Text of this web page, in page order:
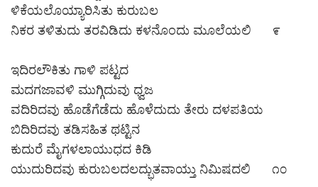
ಳಿಕೆಯಲೊಯ್ಯಾರಿಸಿತು ಕುರುಬಲ
ನಿಕರ ತಳಿತುದು ತರವಿಡಿದು ಕಳನೊಂದು ಮೂಲೆಯಲಿ ೯
ಇದಿರಲೌಕಿತು ಗಾಳಿ ಪಟ್ಟದ
ಮದಗಜಾವಳಿ ಮುಗ್ಗಿದುವು ಧ್ವಜ
ವದಿರಿದವು ಹೊಡೆಗೆಡೆದು ಹೊಳೆದುದು ತೇರು ದಳಪತಿಯ
ಬಿದಿರಿದವು ತಡಿಸಹಿತ ಥಟ್ಟಿನ
ಕುದುರೆ ಮೈಗಳಲಾಯುಧದ ಕಿಡಿ
ಯುದುರಿದವು ಕುರುಬಲದಲದ್ಭುತವಾಯ್ತು ನಿಮಿಷದಲಿ ೧೦